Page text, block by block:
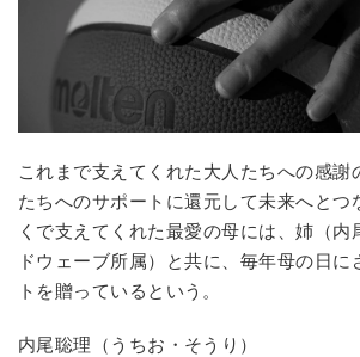
これまで支えてくれた大人たちへの感謝
たちへのサポートに還元して未来へとつ
くで支えてくれた最愛の母には、姉（内
ドウェーブ所属）と共に、毎年母の日に
トを贈っているという。
内尾聡理（うちお・そうり）